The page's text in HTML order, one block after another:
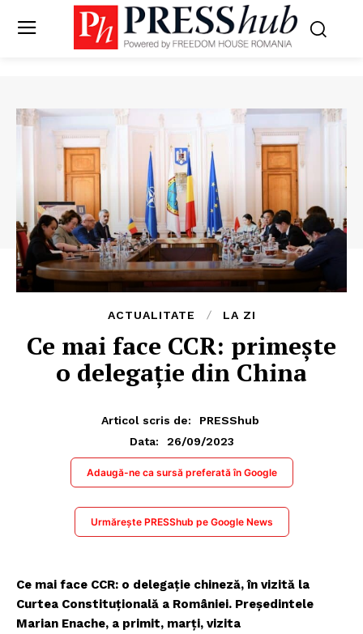
ACTUALITATE LA ZI
Ce mai face CCR: primește
o delegație din China
Articol scris de:
PRESShub
Data:
26/09/2023
Adaugă-ne ca sursă preferată în Google
Urmărește PRESShub pe Google News
Ce mai face CCR: o delegație chineză, în vizită la
Curtea Constituțională a României. Președintele
Marian Enache, a primit, marți, vizita